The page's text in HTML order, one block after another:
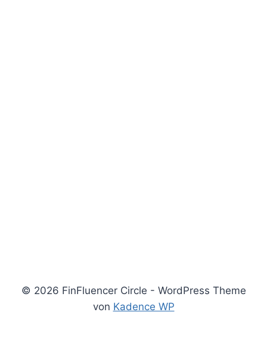
© 2026 FinFluencer Circle - WordPress Theme
von Kadence WP